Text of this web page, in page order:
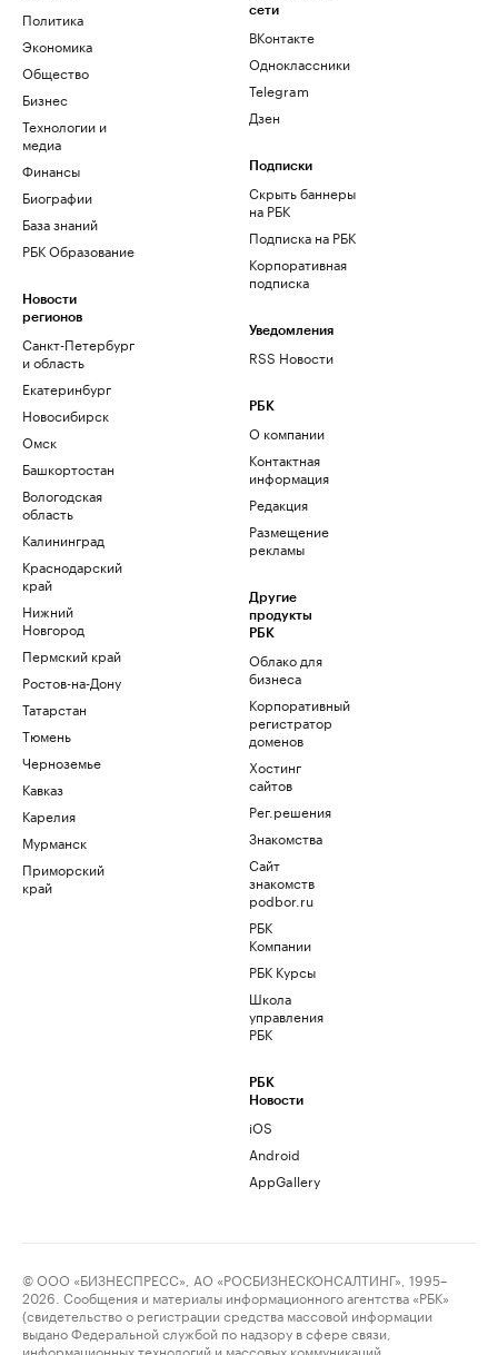
Политика
Экономика
Общество
Бизнес
Технологии и
медиа
Финансы
Биографии
База знаний
РБК Образование
Новости
регионов
Санкт-Петербург
и область
Екатеринбург
Новосибирск
Омск
Башкортостан
Вологодская
область
Калининград
Краснодарский
край
Нижний
Новгород
Пермский край
Ростов-на-Дону
Татарстан
Тюмень
Черноземье
Кавказ
Карелия
Мурманск
Приморский
край
сети
ВКонтакте
Одноклассники
Telegram
Дзен
Подписки
Скрыть баннеры
на РБК
Подписка на РБК
Корпоративная
подписка
Уведомления
RSS Новости
РБК
О компании
Контактная
информация
Редакция
Размещение
рекламы
Другие
продукты
РБК
Облако для
бизнеса
Корпоративный
регистратор
доменов
Хостинг
сайтов
Рег.решения
Знакомства
Сайт
знакомств
podbor.ru
РБК
Компании
РБК Курсы
Школа
управления
РБК
РБК
Новости
iOS
Android
AppGallery
© ООО «БИЗНЕСПРЕСС», АО «РОСБИЗНЕСКОНСАЛТИНГ», 1995–
2026. Сообщения и материалы информационного агентства «РБК»
(свидетельство о регистрации средства массовой информации
выдано Федеральной службой по надзору в сфере связи,
информационных технологий и массовых коммуникаций